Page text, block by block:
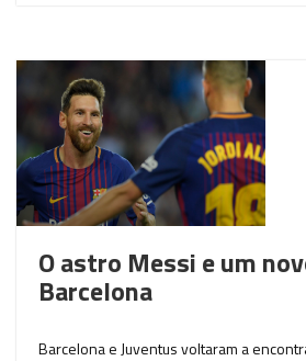
O astro Messi e um
Barcelona
Barcelona e Juventus voltaram a